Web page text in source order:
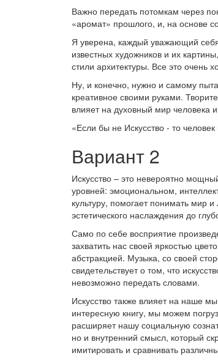
Важно передать потомкам через
«аромат» прошлого, и, на основе
Я уверена, каждый уважающий
известных художников и их
стили архитектуры. Все это очень
Ну, и конечно, нужно и самому
креативное своими руками.
влияет на духовный мир человека
«Если бы не Искусство - то
Вариант 2
Искусство – это невероятно
уровней: эмоциональном,
культуру, помогает понимать мир
эстетического наслаждения до
Само по себе восприятие
захватить нас своей яркостью
абстракцией. Музыка, со своей
свидетельствует о том, что
невозможно передать словами.
Искусство также влияет на наше
интересную книгу, мы можем
расширяет нашу социальную
но и внутренний смысл, который
имитировать и сравнивать